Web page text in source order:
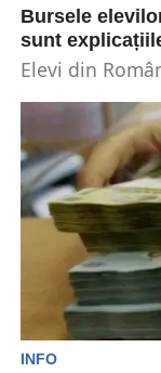
Bursele
sunt
Elevi din
INFO